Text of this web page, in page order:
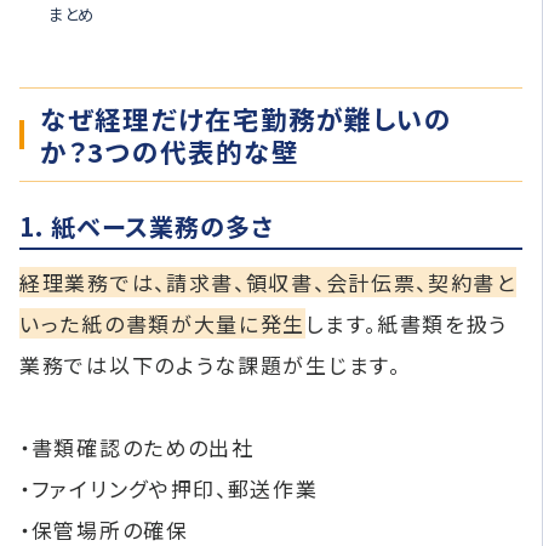
まとめ
なぜ経理だけ在宅勤務が難しいの
か？3つの代表的な壁
1. 紙ベース業務の多さ
経理業務では、請求書、領収書、会計伝票、契約書と
いった紙の書類が大量に発生 します。紙書類を扱う
業務では以下のような課題が生じます。
・書類確認のための出社
・ファイリングや押印、郵送作業
・保管場所の確保